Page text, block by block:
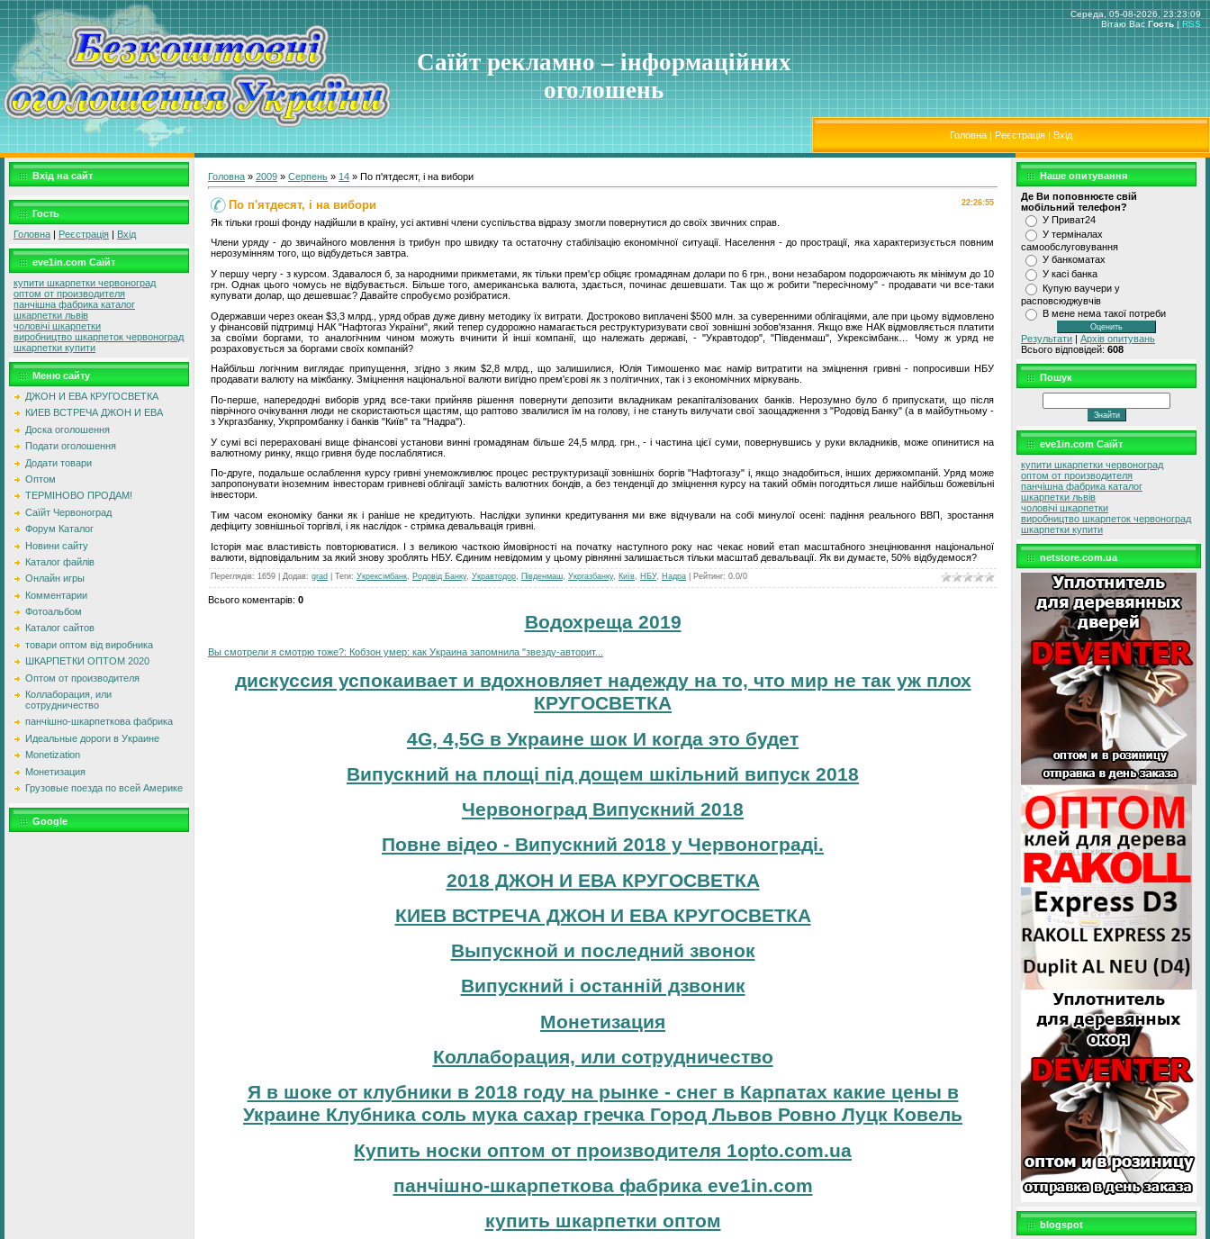
Саїйт рекламно – інформаційних
оголошень
Середа, 05-08-2026, 23:23:09
Вітаю Вас Гость | RSS
Головна | Реєстрація | Вхід
Вхід на сайт
Гость
Головна | Реєстрація | Вхід
eve1in.com Саїйт
купити шкарпетки червоноград
оптом от производителя
панчішна фабрика каталог
шкарпетки львів
чоловічі шкарпетки
виробництво шкарпеток червоноград
шкарпетки купити
Меню сайту
ДЖОН И ЕВА КРУГОСВЕТКА
КИЕВ ВСТРЕЧА ДЖОН И ЕВА
Доска оголошення
Подати оголошення
Додати товари
Оптом
ТЕРМІНОВО ПРОДАМ!
Саїйт Червоноград
Форум Каталог
Новини сайту
Каталог файлів
Онлайн игры
Комментарии
Фотоальбом
Каталог сайтов
товари оптом від виробника
ШКАРПЕТКИ ОПТОМ 2020
Оптом от производителя
Коллаборация, или
сотрудничество
панчішно-шкарпеткова фабрика
Идеальные дороги в Украине
Monetization
Монетизация
Грузовые поезда по всей Америке
Google
Головна » 2009 » Серпень » 14 » По п'ятдесят, і на вибори
22:26:55
По п'ятдесят, і на вибори
Як тільки гроші фонду надійшли в країну, усі активні члени суспільства відразу змогли повернутися до своїх звичних справ.
Члени уряду - до звичайного мовлення із трибун про швидку та остаточну стабілізацію економічної ситуації. Населення - до прострації, яка характеризується повним
нерозумінням того, що відбудеться завтра.
У першу чергу - з курсом. Здавалося б, за народними прикметами, як тільки прем'єр обіцяє громадянам долари по 6 грн., вони незабаром подорожчають як мінімум до 10
грн. Однак цього чомусь не відбувається. Більше того, американська валюта, здається, починає дешевшати. Так що ж робити "пересічному" - продавати чи все-таки
купувати долар, що дешевшає? Давайте спробуємо розібратися.
Одержавши через океан $3,3 млрд., уряд обрав дуже дивну методику їх витрати. Достроково виплачені $500 млн. за суверенними облігаціями, але при цьому відмовлено
у фінансовій підтримці НАК "Нафтогаз України", який тепер судорожно намагається реструктуризувати свої зовнішні зобов'язання. Якщо вже НАК відмовляється платити
за своїми боргами, то аналогічним чином можуть вчинити й інші компанії, що належать державі, - "Укравтодор", "Південмаш", Укрексімбанк… Чому ж уряд не
розраховується за боргами своїх компаній?
Найбільш логічним виглядає припущення, згідно з яким $2,8 млрд., що залишилися, Юлія Тимошенко має намір витратити на зміцнення гривні - попросивши НБУ
продавати валюту на міжбанку. Зміцнення національної валюти вигідно прем'єрові як з політичних, так і з економічних міркувань.
По-перше, напередодні виборів уряд все-таки прийняв рішення повернути депозити вкладникам рекапіталізованих банків. Нерозумно було б припускати, що після
піврічного очікування люди не скористаються щастям, що раптово звалилися їм на голову, і не стануть вилучати свої заощадження з "Родовід Банку" (а в майбутньому -
з Укргазбанку, Укрпромбанку і банків "Київ" та "Надра").
У сумі всі перераховані вище фінансові установи винні громадянам більше 24,5 млрд. грн., - і частина цієї суми, повернувшись у руки вкладників, може опинитися на
валютному ринку, якщо гривня буде послаблятися.
По-друге, подальше ослаблення курсу гривні унеможливлює процес реструктуризації зовнішніх боргів "Нафтогазу" і, якщо знадобиться, інших держкомпаній. Уряд може
запропонувати іноземним інвесторам гривневі облігації замість валютних бондів, а без тенденції до зміцнення курсу на такий обмін погодяться лише найбільш божевільні
інвестори.
Тим часом економіку банки як і раніше не кредитують. Наслідки зупинки кредитування ми вже відчували на собі минулої осені: падіння реального ВВП, зростання
дефіциту зовнішньої торгівлі, і як наслідок - стрімка девальвація гривні.
Історія має властивість повторюватися. І з великою часткою ймовірності на початку наступного року нас чекає новий етап масштабного знецінювання національної
валюти, відповідальним за який знову зроблять НБУ. Єдиним невідомим у цьому рівнянні залишається тільки масштаб девальвації. Як ви думаєте, 50% відбудемося?
Переглядів: 1659 Додав: grad Теги: Укрексімбанк Родовід Банку, Укравтодор Південмаш Укргазбанку, Київ НБУ, Надра Рейтинг: 0.0/0
Всього коментарів: 0
Водохреща 2019
Вы смотрели я смотрю тоже?: Кобзон умер: как Украина запомнила "звезду-авторит...
дискуссия успокаивает и вдохновляет надежду на то, что мир не так уж плох
КРУГОСВЕТКА
4G, 4,5G в Украине шок И когда это будет
Випускний на площі під дощем шкільний випуск 2018
Червоноград Випускний 2018
Повне відео - Випускний 2018 у Червонограді.
2018 ДЖОН И ЕВА КРУГОСВЕТКА
КИЕВ ВСТРЕЧА ДЖОН И ЕВА КРУГОСВЕТКА
Выпускной и последний звонок
Випускний і останній дзвоник
Монетизация
Коллаборация, или сотрудничество
Я в шоке от клубники в 2018 году на рынке - снег в Карпатах какие цены в
Украине Клубника соль мука сахар гречка Город Львов Ровно Луцк Ковель
Купить носки оптом от производителя 1opto.com.ua
панчішно-шкарпеткова фабрика eve1in.com
купить шкарпетки оптом
Наше опитування
Де Ви поповнюєте свiй
мобiльний телефон?
У Приват24
У термiналах
самообслуговування
У банкоматах
У касi банка
Купую ваучери у
расповсюджувчiв
В мене нема такої потреби
Результати | Архів опитувань
Всього відповідей: 608
Пошук
eve1in.com Саїйт
купити шкарпетки червоноград
оптом от производителя
панчішна фабрика каталог
шкарпетки львів
чоловічі шкарпетки
виробництво шкарпеток червоноград
шкарпетки купити
netstore.com.ua
blogspot